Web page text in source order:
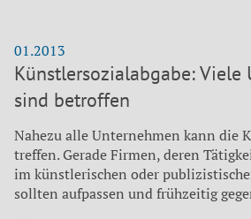
01.2013
Künstlersozialabgabe: Viele
sind betroffen
Nahezu alle Unternehmen kann die
treffen. Gerade Firmen, deren
im künstlerischen oder
sollten aufpassen und frühzeitig